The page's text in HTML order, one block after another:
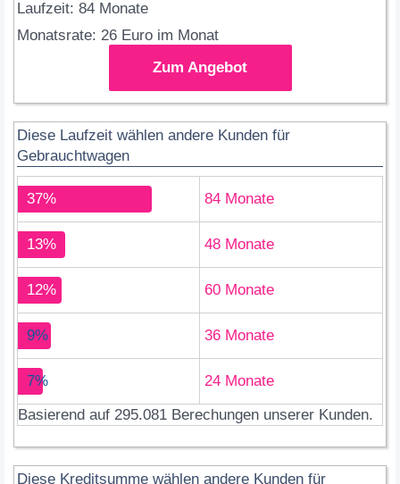
Laufzeit: 84 Monate
Monatsrate: 26 Euro im Monat
Zum Angebot
Diese Laufzeit wählen andere Kunden für
Gebrauchtwagen
37% 84 Monate
13% 48 Monate
12% 60 Monate
9% 36 Monate
7%
24 Monate
Basierend auf 295.081 Berechungen unserer Kunden.
Diese Kreditsumme wählen andere Kunden für